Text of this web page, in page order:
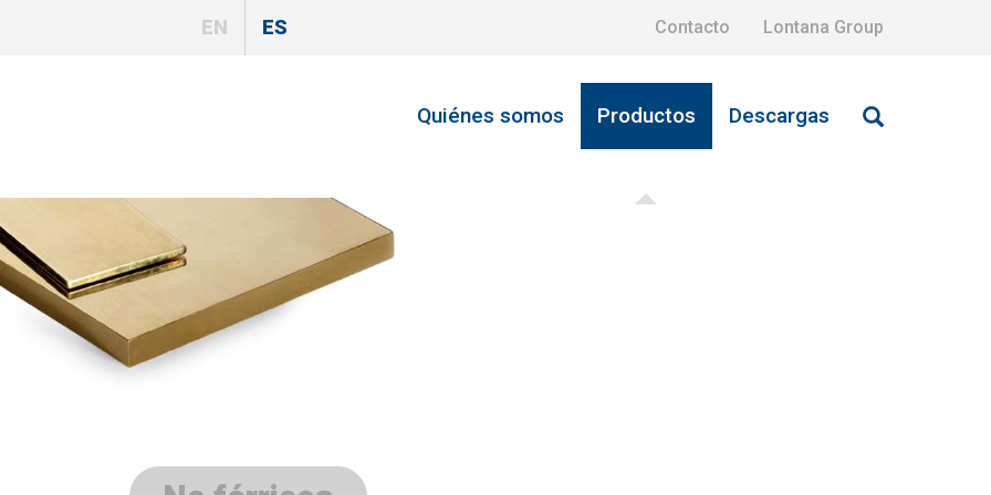
EN ES Contacto Lontana Group
Quiénes somos Productos Descargas